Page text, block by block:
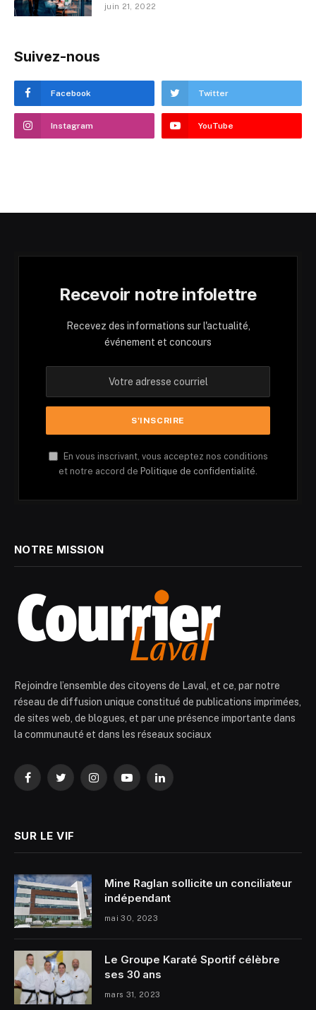
juin 21, 2022
Suivez-nous
Facebook Twitter
Instagram YouTube
Recevoir notre infolettre
Recevez des informations sur l'actualité,
événement et concours
En vous inscrivant, vous acceptez nos conditions
et notre accord de Politique de confidentialité.
NOTRE MISSION
Rejoindre l’ensemble des citoyens de Laval, et ce, par notre
réseau de diffusion unique constitué de publications imprimées,
de sites web, de blogues, et par une présence importante dans
la communauté et dans les réseaux sociaux
FacebookTwitterInstagramYouTubeLinkedIn
SUR LE VIF
Mine Raglan sollicite un conciliateur
indépendant
mai 30, 2023
Le Groupe Karaté Sportif célèbre
ses 30 ans
mars 31, 2023